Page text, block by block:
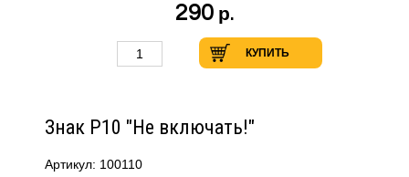
Знак Р10 "Не включать!"
Артикул: 100110
290 р.
КУПИТЬ